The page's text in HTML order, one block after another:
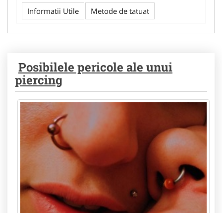
Informatii Utile Metode de tatuat
Posibilele pericole ale unui
piercing